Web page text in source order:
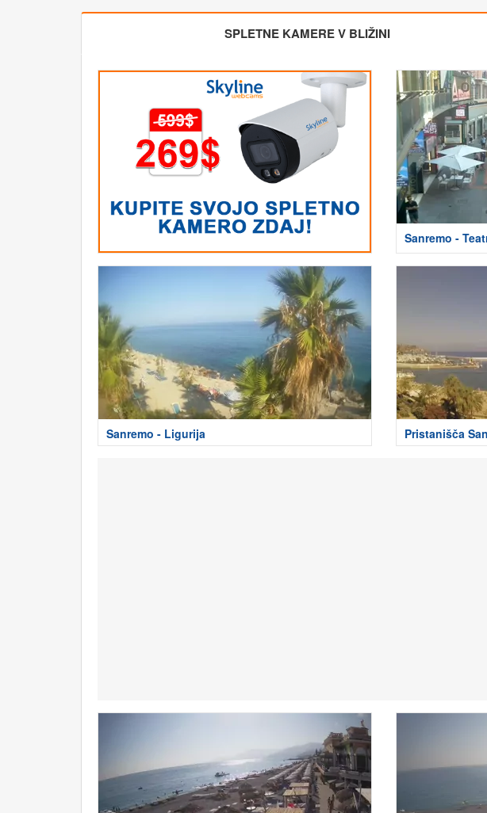
SPLETNE KAMERE V BLIŽINI
Sanremo -
Sanremo - Ligurija Pristanišča